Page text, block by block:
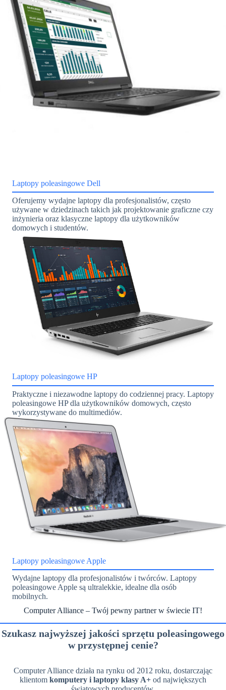
Laptopy poleasingowe Dell
Oferujemy wydajne laptopy dla profesjonalistów, często
używane w dziedzinach takich jak projektowanie graficzne czy
inżynieria oraz klasyczne laptopy dla użytkowników
domowych i studentów.
Laptopy poleasingowe HP
Praktyczne i niezawodne laptopy do codziennej pracy. Laptopy
poleasingowe HP dla użytkowników domowych, często
wykorzystywane do multimediów.
Laptopy poleasingowe Apple
Wydajne laptopy dla profesjonalistów i twórców. Laptopy
poleasingowe Apple są ultralekkie, idealne dla osób
mobilnych.
Computer Alliance – Twój pewny partner w świecie IT!
Szukasz najwyższej jakości sprzętu poleasingowego
w przystępnej cenie?
Computer Alliance działa na rynku od 2012 roku, dostarczając
klientom komputery i laptopy klasy A+ od największych